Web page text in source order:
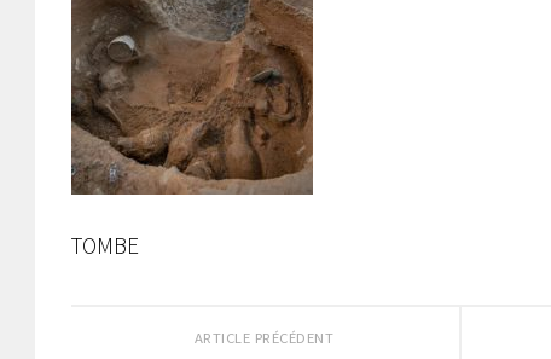
TOMBE
ARTICLE PRÉCÉDENT